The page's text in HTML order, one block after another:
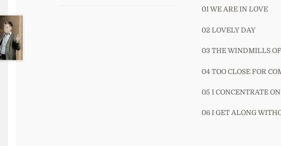
01 WE ARE IN LOVE
02 LOVELY DAY
03 THE WINDMILLS
04 TOO CLOSE FOR
05 I CONCENTRATE
06 I GET ALONG